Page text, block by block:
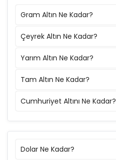
Gram Altın Ne Kadar?
Çeyrek Altın Ne Kadar?
Yarım Altın Ne Kadar?
Tam Altın Ne Kadar?
Cumhuriyet Altını Ne Kadar?
Dolar Ne Kadar?